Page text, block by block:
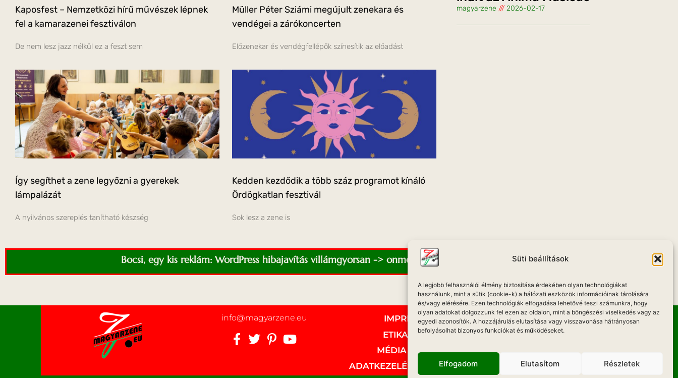
Süti beállítások
A legjobb felhasználói élmény biztosítása érdekében olyan technológiákat
használunk, mint a sütik (cookie-k) a hálózati eszközök információinak tárolására
és/vagy elérésére. Ezen technológiák elfogadása lehetővé teszi számunkra, hogy
olyan adatokat dolgozzunk fel ezen az oldalon, mint a böngészési viselkedés vagy az
egyedi azonosítók. A hozzájárulás elutasítása vagy visszavonása hátrányosan
befolyásolhat bizonyos funkciókat és működéseket.
Elfogadom Elutasítom Részletek
Kaposfest – Nemzetközi hírű művészek lépnek
fel a kamarazenei fesztiválon
De nem lesz jazz nélkül ez a feszt sem
Müller Péter Sziámi megújult zenekara és
vendégei a zárókoncerten
Előzenekar és vendégfellépők színesítik az előadást
Így segíthet a zene legyőzni a gyerekek
lámpalázát
A nyilvános szereplés tanítható készség
Kedden kezdődik a több száz programot kínáló
Ördögkatlan fesztivál
Sok lesz a zene is
magyarzene 2026-02-17
Bocsi, egy kis reklám: WordPress hibajavítás villámgyorsan -> onmediaweb.eu
info@magyarzene.eu
IMPRESSZUM
ETIKAI KÓDEX
MÉDIA AJÁNLAT
ADATKEZELÉSI NYILATKOZAT